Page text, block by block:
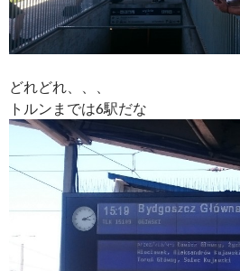
どれどれ、、、
トルンまでは6駅だな